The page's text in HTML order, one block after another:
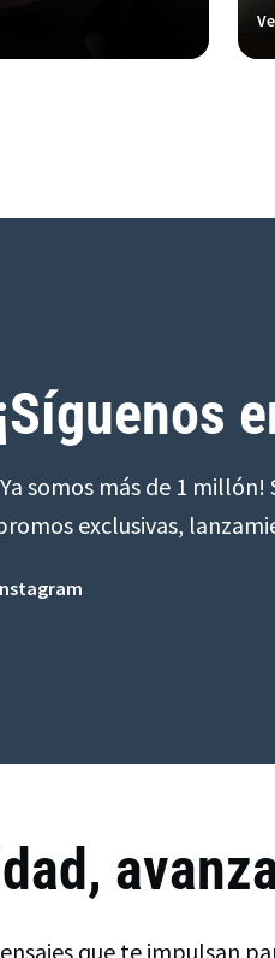
somos más de 1
exclusivas,
que te impulsan